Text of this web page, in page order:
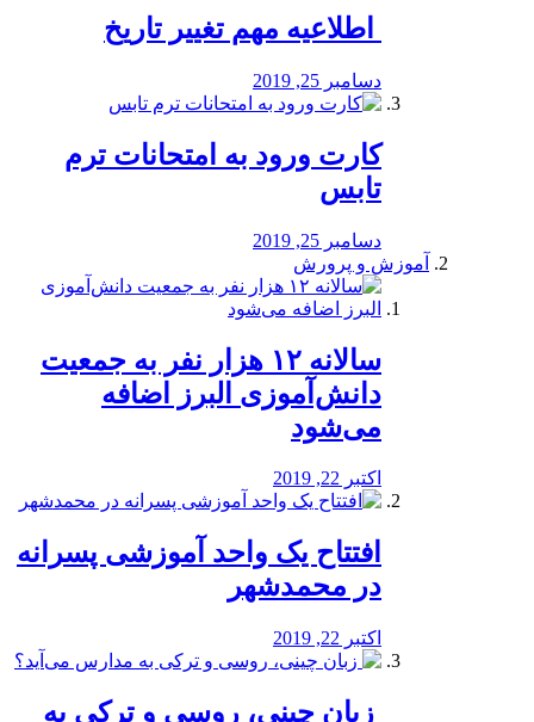
️ اطلاعیه مهم تغییر تاریخ
دسامبر 25, 2019
کارت ورود به امتحانات ترم
تابس
دسامبر 25, 2019
آموزش و پرورش
️سالانه ۱۲ هزار نفر به جمعیت
دانش‌آموزی البرز اضافه
می‌شود
اکتبر 22, 2019
افتتاح یک واحد آموزشی پسرانه
در محمدشهر
اکتبر 22, 2019
️ زبان چینی، روسی و ترکی به